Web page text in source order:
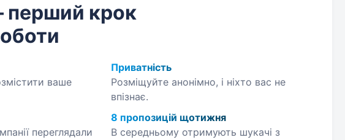
крок
ваше
Приватність
Розміщуйте анонімно, і ніхто вас не
впізнає.
переглядали
8 пропозицій щотижня
В середньому отримують шукачі з